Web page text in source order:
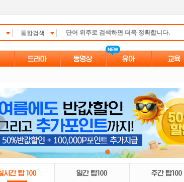
통합검색